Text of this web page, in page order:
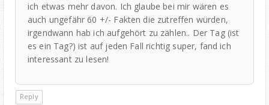
ich etwas mehr davon. Ich glaube bei mir wären es
auch ungefähr 60 +/- Fakten die zutreffen würden,
irgendwann hab ich aufgehört zu zählen.. Der Tag (ist
es ein Tag?) ist auf jeden Fall richtig super, fand ich
interessant zu lesen!
Reply